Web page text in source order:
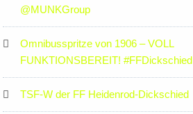
‪@MUNKGroup‬
Omnibusspritze von 1906 – VOLL
FUNKTIONSBEREIT! #FFDickschied
TSF-W der FF Heidenrod-Dickschied